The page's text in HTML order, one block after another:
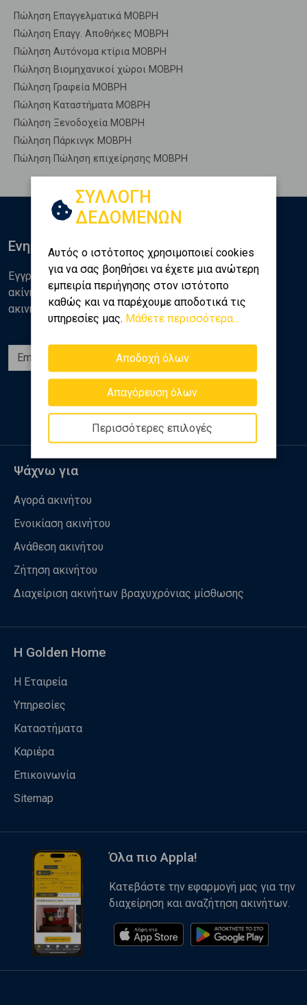
Πώληση Επαγγελματικά ΜΟΒΡΗ
Πώληση Επαγγ. Αποθήκες ΜΟΒΡΗ
Πώληση Αυτόνομα κτίρια ΜΟΒΡΗ
Πώληση Βιομηχανικοί χώροι ΜΟΒΡΗ
Πώληση Γραφεία ΜΟΒΡΗ
Πώληση Καταστήματα ΜΟΒΡΗ
Πώληση Ξενοδοχεία ΜΟΒΡΗ
Πώληση Πάρκινγκ ΜΟΒΡΗ
Πώληση Πώληση επιχείρησης ΜΟΒΡΗ
ΣΥΛΛΟΓΗ
ΔΕΔΟΜΕΝΩΝ
Αυτός ο ιστότοπος χρησιμοποιεί cookies
για να σας βοηθήσει να έχετε μια ανώτερη
εμπειρία περιήγησης στον ιστότοπο
καθώς και να παρέχουμε αποδοτικά τις
υπηρεσίες μας. Μάθετε περισσότερα...
Αποδοχή όλων
Απαγόρευση όλων
Περισσότερες επιλογές
Ενημερωθείτε
Εγγραφείτε στο newsletter της Golden Home για νέα
ακίνητα, αναλύσεις και διάφορα θέματα της αγοράς
ακινήτων
Εγγραφή
Ακολουθήστε μας
Ψάχνω για
Αγορά ακινήτου
Ενοικίαση ακινήτου
Ανάθεση ακινήτου
Ζήτηση ακινήτου
Διαχείριση ακινήτων βραχυχρόνιας μίσθωσης
Η Golden Home
Η Εταιρεία
Υπηρεσίες
Καταστήματα
Καριέρα
Επικοινωνία
Sitemap
Όλα πιο Appla!
Κατεβάστε την εφαρμογή μας για την
διαχείρηση και αναζήτηση ακινήτων.